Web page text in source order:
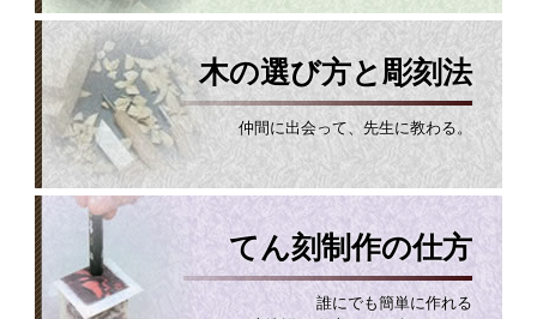
木の選び方と彫刻法
仲間に出会って、先生に教わる。
てん刻制作の仕方
誰にでも簡単に作れる